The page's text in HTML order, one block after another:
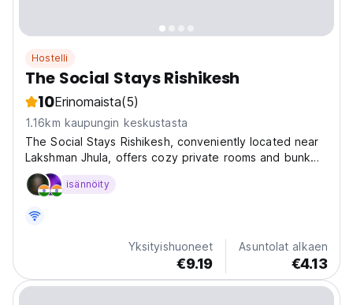
Hostelli
The Social Stays Rishikesh
10Erinomaista(5)
1.16km kaupungin keskustasta
The Social Stays Rishikesh, conveniently located near
Lakshman Jhula, offers cozy private rooms and bunk
beds catering to both solo travelers and groups. Their
in-house cafe, Palate and Plate, serves delectable
isännöity
Yksityishuoneet
€9.19
Asuntolat alkaen
€4.13